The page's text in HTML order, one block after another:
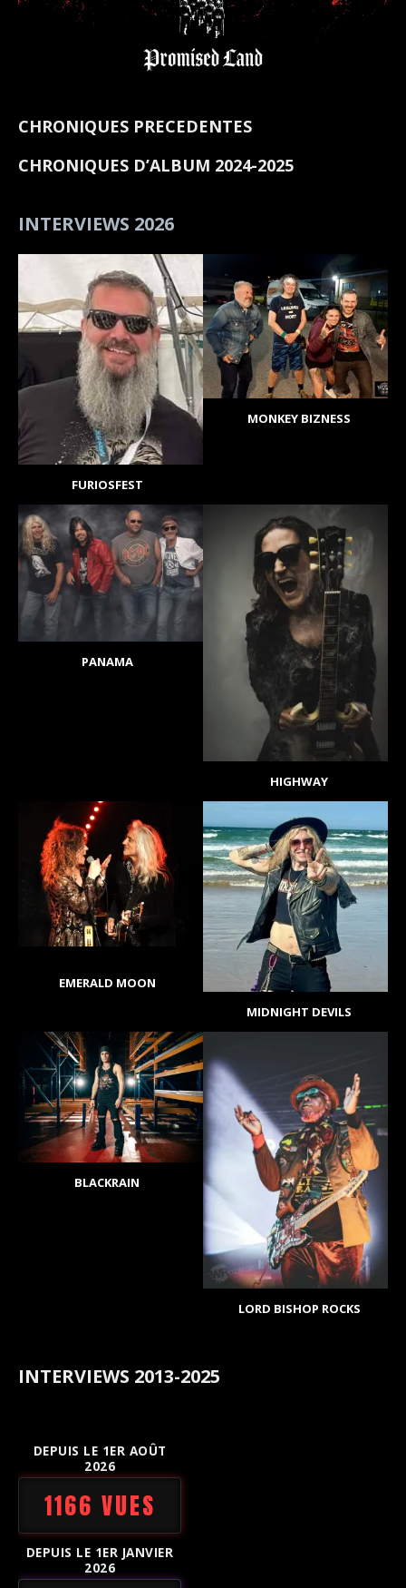
CHRONIQUES PRECEDENTES
CHRONIQUES D’ALBUM 2024-2025
INTERVIEWS 2026
FURIOSFEST
MONKEY BIZNESS
PANAMA
HIGHWAY
EMERALD MOON
MIDNIGHT DEVILS
BLACKRAIN
LORD BISHOP ROCKS
INTERVIEWS 2013-2025
DEPUIS LE 1ER AOÛT
2026
1166 VUES
DEPUIS LE 1ER JANVIER
2026